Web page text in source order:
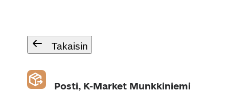
Takaisin
Posti, K-Market Munkkiniemi